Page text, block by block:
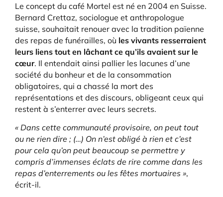
Le concept du café Mortel est né en 2004 en Suisse.
Bernard Crettaz, sociologue et anthropologue
suisse, souhaitait renouer avec la tradition païenne
des repas de funérailles, où les vivants resserraient
leurs liens tout en lâchant ce qu’ils avaient sur le
cœur. Il entendait ainsi pallier les lacunes d’une
société du bonheur et de la consommation
obligatoires, qui a chassé la mort des
représentations et des discours, obligeant ceux qui
restent à s’enterrer avec leurs secrets.
« Dans cette communauté provisoire, on peut tout
ou ne rien dire ; (…) On n’est obligé à rien et c’est
pour cela qu’on peut beaucoup se permettre y
compris d’immenses éclats de rire comme dans les
repas d’enterrements ou les fêtes mortuaires »,
écrit-il.